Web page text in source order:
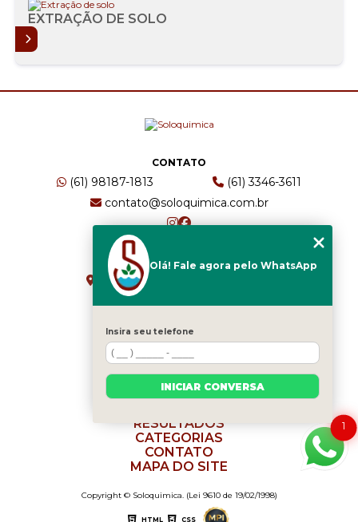
EXTRAÇÃO DE SOLO
CONTATO
(61) 98187-1813
(61) 3346-3611
contato@soloquimica.com.br
ENDEREÇO
CRS 511 Sul, Bl B, Sl 49 - Asa Sul
Brasília - DF - CEP: 70361-520
HOME
EMPRESA
SERVIÇOS
RESULTADOS
CATEGORIAS
CONTATO
MAPA DO SITE
Copyright © Soloquimica. (Lei 9610 de 19/02/1998)
HTML CSS
1
Olá! Fale agora pelo WhatsApp
Insira seu telefone
INICIAR CONVERSA